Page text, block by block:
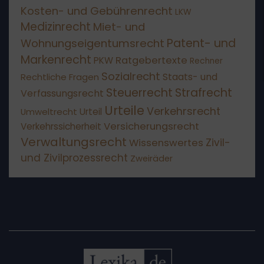
Kosten- und Gebührenrecht LKW
Medizinrecht Miet- und
Wohnungseigentumsrecht Patent- und
Markenrecht PKW Ratgebertexte Rechner
Rechtliche Fragen Sozialrecht Staats- und
Verfassungsrecht Steuerrecht Strafrecht
Umweltrecht Urteil Urteile Verkehrsrecht
Verkehrssicherheit Versicherungsrecht
Verwaltungsrecht Wissenswertes Zivil-
und Zivilprozessrecht Zweiräder